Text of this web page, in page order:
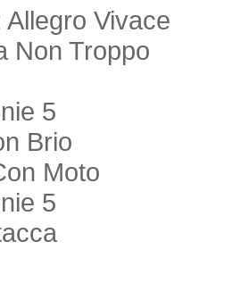
Vivace
Non Troppo
5
Brio
Moto
5